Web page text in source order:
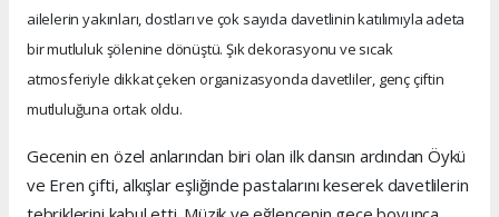
ailelerin yakınları, dostları ve çok sayıda davetlinin katılımıyla adeta
bir mutluluk şölenine dönüştü. Şık dekorasyonu ve sıcak
atmosferiyle dikkat çeken organizasyonda davetliler, genç çiftin
mutluluğuna ortak oldu.
Gecenin en özel anlarından biri olan ilk dansın ardından Öykü
ve Eren çifti, alkışlar eşliğinde pastalarını keserek davetlilerin